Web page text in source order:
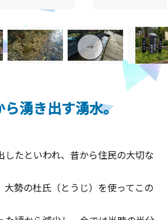
湧き出す湧水。
たといわれ、昔から住民の大切な
勢の杜氏（とうじ）を使ってこの